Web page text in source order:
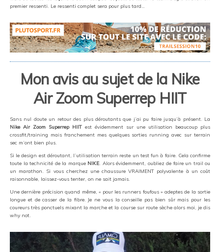
premier ressenti. Le ressenti complet sera pour plus tard…
Mon avis au sujet de la Nike
Air Zoom Superrep HIIT
Sans nul doute un retour des plus déroutants que j’ai pu faire jusqu’à présent. La
Nike Air Zoom Superrep HIIT est évidemment sur une utilisation beaucoup plus
crossfit/training mais franchement mes quelques sorties running avec sur terrain
sec m’ont bien plus.
Si le design est déroutant, l’utilisation terrain reste un test fun à faire. Cela confirme
toute la technicité de la marque NIKE. Alors évidemment, oubliez de faire un trail ou
un marathon. Si vous cherchez une chaussure VRAIMENT polyvalente à un coût
raisonnable, laissez-vous tenter, on ne sait jamais.
Une dernière précision quand même, « pour les runners foufous » adeptes de la sortie
longue et de casser de la fibre. Je ne vous la conseille pas bien sûr mais pour les
coureurs très ponctuels mixant la marche et la course sur route sèche alors moi, je dis
why not.